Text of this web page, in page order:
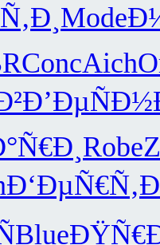
Mode
ConcAich
Ð’ÐµÑÐ½
Robe
Ð‘ÐµÑ€Ñ‚
Blue